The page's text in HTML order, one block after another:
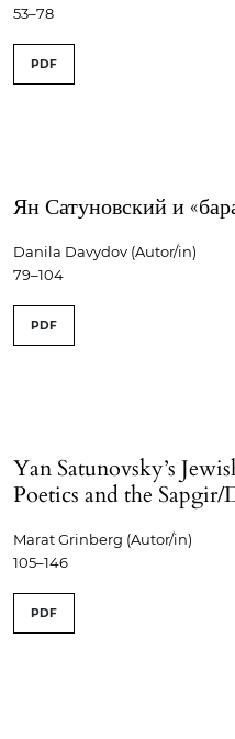
53–78
PDF
Ян Сатуновский и
Danila Davydov (Autor/in)
79–104
PDF
Yan Satunovsky’s
Poetics and the
Marat Grinberg (Autor/in)
105–146
PDF